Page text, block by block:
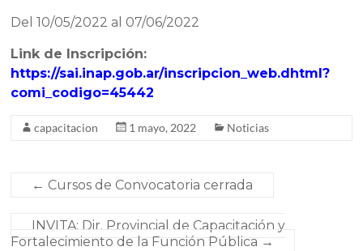
Del 10/05/2022 al 07/06/2022
Link de Inscripción:
https://sai.inap.gob.ar/inscripcion_web.dhtml?
comi_codigo=45442
capacitacion 1 mayo, 2022 Noticias
← Cursos de Convocatoria cerrada
INVITA: Dir. Provincial de Capacitación y
Fortalecimiento de la Función Pública →